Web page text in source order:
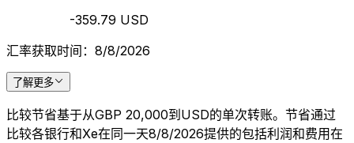
-359.79 USD
汇率获取时间：8/8/2026
了解更多
比较节省基于从GBP 20,000到USD的单次转账。节省通过
比较各银行和Xe在同一天8/8/2026提供的包括利润和费用在